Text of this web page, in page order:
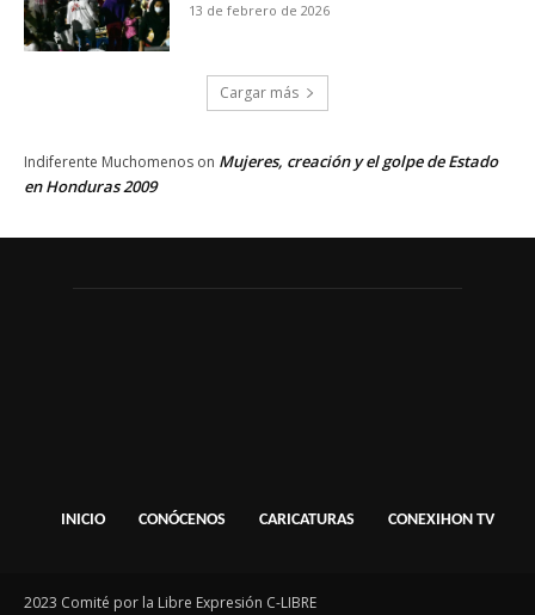
13 de febrero de 2026
Cargar más
Indiferente Muchomenos on Mujeres, creación y el golpe de Estado
en Honduras 2009
INICIO CONÓCENOS CARICATURAS CONEXIHON TV
2023 Comité por la Libre Expresión C-LIBRE